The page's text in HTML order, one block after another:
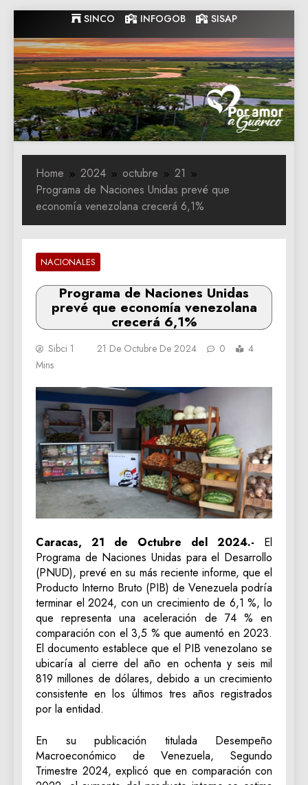
to
content
SINCO INFOGOB SISAP
Gobernacion
de Guarico
Gobernacion de Guarico
Home 2024 octubre
21
Programa de Naciones Unidas prevé que
economía venezolana crecerá 6,1%
NACIONALES
Programa de Naciones Unidas
prevé que economía venezolana
crecerá 6,1%
Sibci 1 21 De Octubre De 2024 0
4
Mins
Caracas, 21 de Octubre del 2024.- El
Programa de Naciones Unidas para el Desarrollo
(PNUD), prevé en su más reciente informe, que el
Producto Interno Bruto (PIB) de Venezuela podría
terminar el 2024, con un crecimiento de 6,1 %, lo
que representa una aceleración de 74 % en
comparación con el 3,5 % que aumentó en 2023.
El documento establece que el PIB venezolano se
ubicaría al cierre del año en ochenta y seis mil
819 millones de dólares, debido a un crecimiento
consistente en los últimos tres años registrados
por la entidad.
En su publicación titulada Desempeño
Macroeconómico de Venezuela, Segundo
Trimestre 2024, explicó que en comparación con